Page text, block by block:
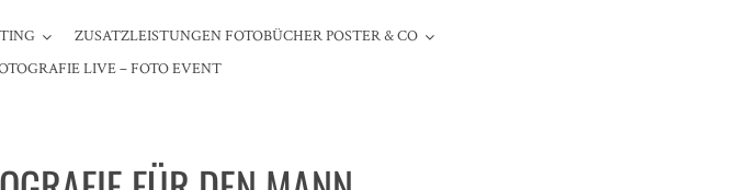
ZUSATZLEISTUNGEN FOTOBÜCHER POSTER & CO
LIVE – FOTO EVENT